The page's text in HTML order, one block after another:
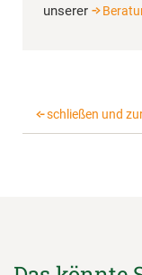
unserer
schließen und